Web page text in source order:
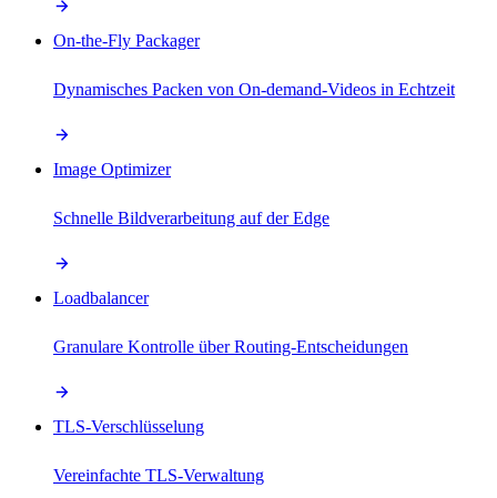
On-the-Fly Packager
Dynamisches Packen von On-demand-Videos in Echtzeit
Image Optimizer
Schnelle Bildverarbeitung auf der Edge
Loadbalancer
Granulare Kontrolle über Routing-Entscheidungen
TLS-Verschlüsselung
Vereinfachte TLS-Verwaltung